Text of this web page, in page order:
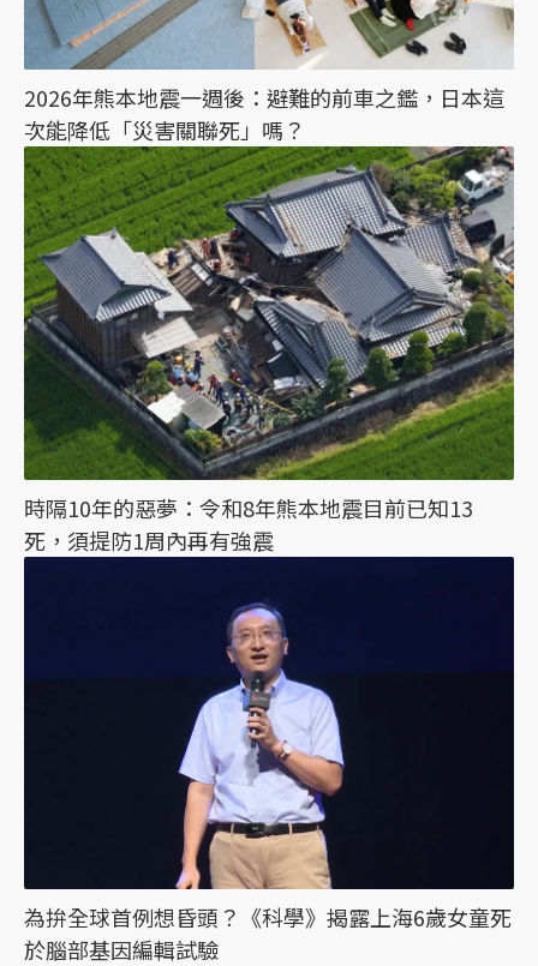
2026年熊本地震一週後：避難的前車之鑑，日本這
次能降低「災害關聯死」嗎？
時隔10年的惡夢：令和8年熊本地震目前已知13
死，須提防1周內再有強震
為拚全球首例想昏頭？《科學》揭露上海6歲女童死
於腦部基因編輯試驗